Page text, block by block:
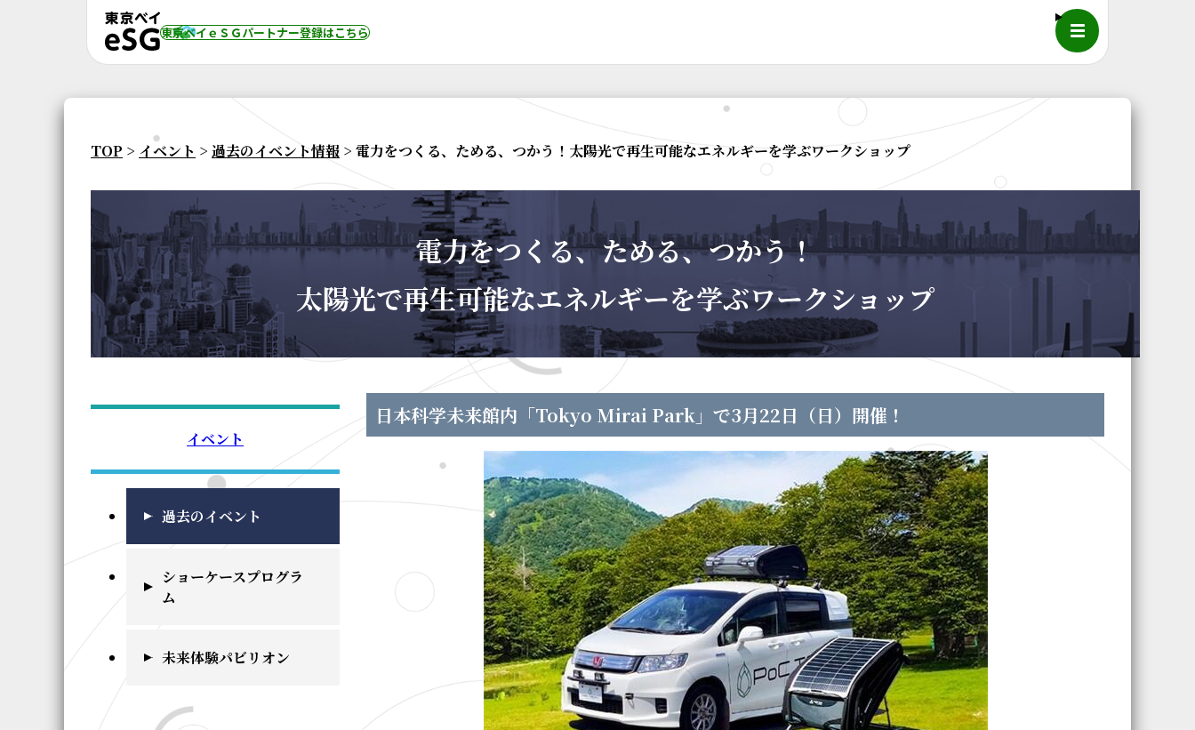
東京ベイｅＳＧパートナー登録はこちら メニュー
TOP > イベント > 過去のイベント情報 > 電力をつくる、ためる、つかう！太陽光で再生可能なエネルギーを学ぶワークショップ
電力をつくる、ためる、つかう！
太陽光で再生可能なエネルギーを学ぶワークショップ
イベント
過去のイベント
ショーケースプログラ
ム
未来体験パビリオン
日本科学未来館内「Tokyo Mirai Park」で3月22日（日）開催！